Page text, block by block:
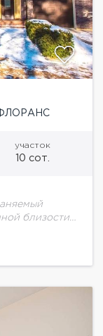
участок
10 сот.
близости
пути